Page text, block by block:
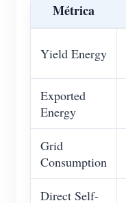
Métrica
Yield Energy
Exported
Energy
Grid
Consumption
Direct Self-